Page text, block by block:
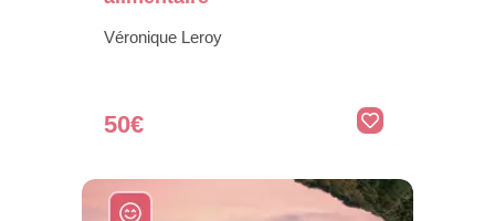
Véronique Leroy
50€